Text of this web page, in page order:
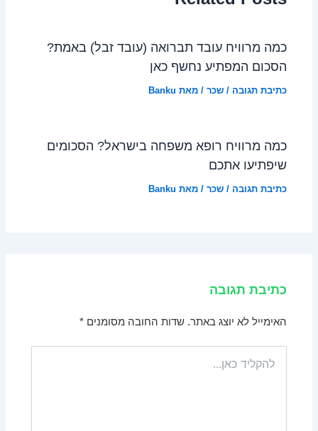
כמה מרוויח עובד תברואה (עובד זבל) באמת?
הסכום המפתיע נחשף כאן
כתיבת תגובה /שכר / מאת Banku
כמה מרוויח רופא משפחה בישראל? הסכומים
שיפתיעו אתכם
כתיבת תגובה /שכר / מאת Banku
כתיבת תגובה
האימייל לא יוצג באתר. שדות החובה מסומנים*
כאן...